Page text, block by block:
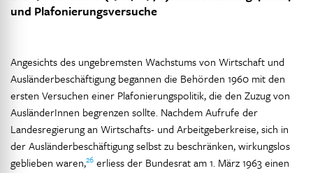
und Plafonierungsversuche
Angesichts des ungebremsten Wachstums von Wirtschaft und
Ausländerbeschäftigung begannen die Behörden 1960 mit den
ersten Versuchen einer Plafonierungspolitik, die den Zuzug von
AusländerInnen begrenzen sollte. Nachdem Aufrufe der
Landesregierung an Wirtschafts- und Arbeitgeberkreise, sich in
der Ausländerbeschäftigung selbst zu beschränken, wirkungslos
geblieben waren,26 erliess der Bundesrat am 1. März 1963 einen